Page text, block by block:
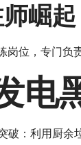
崛起
岗位，专门负
电
破：利用厨